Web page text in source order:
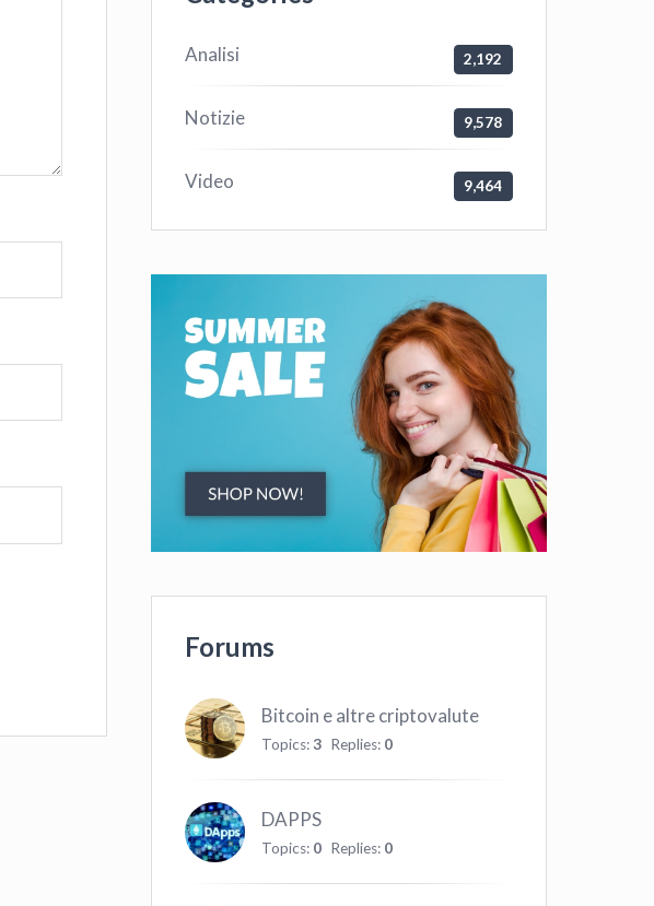
Analisi 2,192
Notizie 9,578
Video 9,464
Forums
Bitcoin e altre criptovalute
Topics:3 Replies: 0
DAPPS
Topics: 0 Replies: 0